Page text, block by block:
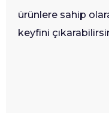
ürünlere sahip
keyfini